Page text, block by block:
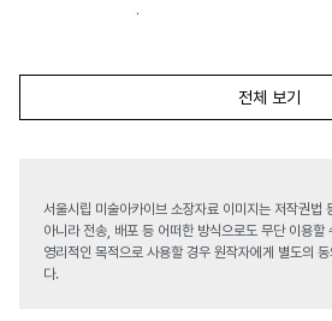
전체 보기
서울시립 미술아카이브 소장자료 이미지는 저작권법
아니라 전송, 배포 등 어떠한 방식으로도 무단 이용할
영리적인 목적으로 사용할 경우 원작자에게 별도의
다.